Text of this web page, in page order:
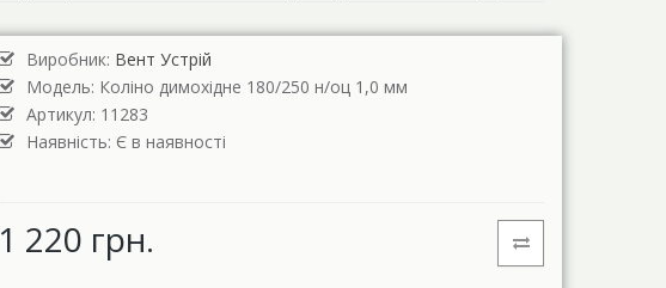
Виробник: Вент Устрій
Модель: Коліно димохідне 180/250 н/оц 1,0 мм
Артикул: 11283
Наявність: Є в наявності
1 220 грн.